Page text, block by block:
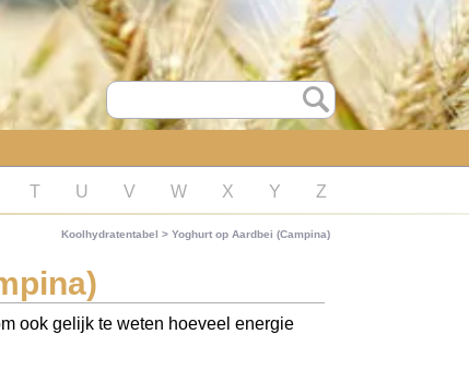
T U V W X Y Z
Koolhydratentabel > Yoghurt op Aardbei (Campina)
ook gelijk te weten hoeveel energie